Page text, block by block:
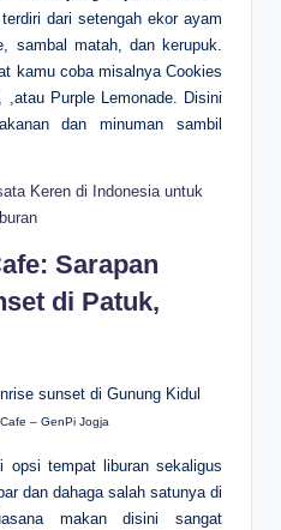
dari setengah ekor ayam
sambal matah, dan kerupuk.
kamu coba misalnya Cookies
,atau Purple Lemonade. Disini
dan minuman sambil
Keren di Indonesia untuk
Sarapan
di Patuk,
– GenPi Jogja
opsi tempat liburan sekaligus
dan dahaga salah satunya di
makan disini sangat